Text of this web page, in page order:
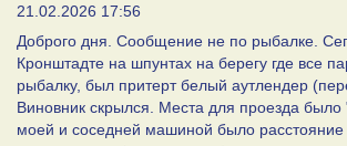
21.02.2026 17:56
Доброго дня. Сообщение не по рыбалке.
Кронштадте на шпунтах на берегу где все
рыбалку, был притерт белый аутлендер
Виновник скрылся. Места для проезда
моей и соседней машиной было расстояние